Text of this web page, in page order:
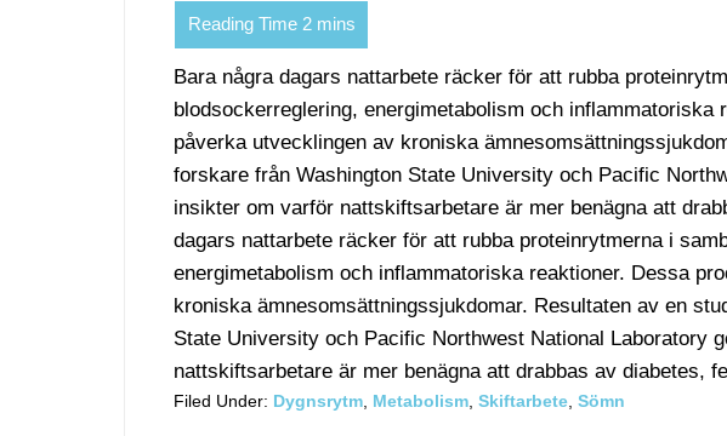
Bara några dagars nattarbete räcker för att rubba
blodsockerreglering, energimetabolism och inflammatoriska
påverka utvecklingen av kroniska
forskare från Washington State University och Pacific
insikter om varför nattskiftsarbetare är mer benägna att
dagars nattarbete räcker för att rubba proteinrytmerna i
energimetabolism och inflammatoriska reaktioner. Dessa
kroniska ämnesomsättningssjukdomar. Resultaten av en
State University och Pacific Northwest National Laboratory
nattskiftsarbetare är mer benägna att drabbas av diabetes,
Filed Under: Dygnsrytm Metabolism Skiftarbete Sömn